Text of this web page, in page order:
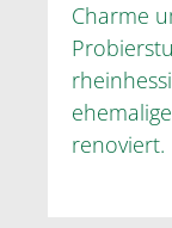
Charme
renoviert.